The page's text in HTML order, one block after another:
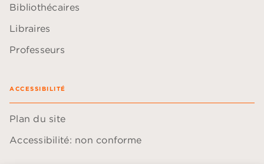
Bibliothécaires
Libraires
Professeurs
ACCESSIBILITÉ
Plan du site
Accessibilité: non conforme